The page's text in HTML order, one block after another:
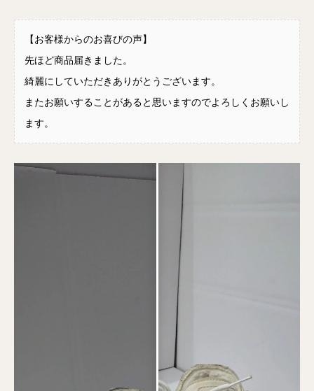
【お客様からのお喜びの声】
先ほど商品届きました。
綺麗にしていただきありがとうございます。
またお願いすることがあると思いますのでよろしくお願いし
ます。